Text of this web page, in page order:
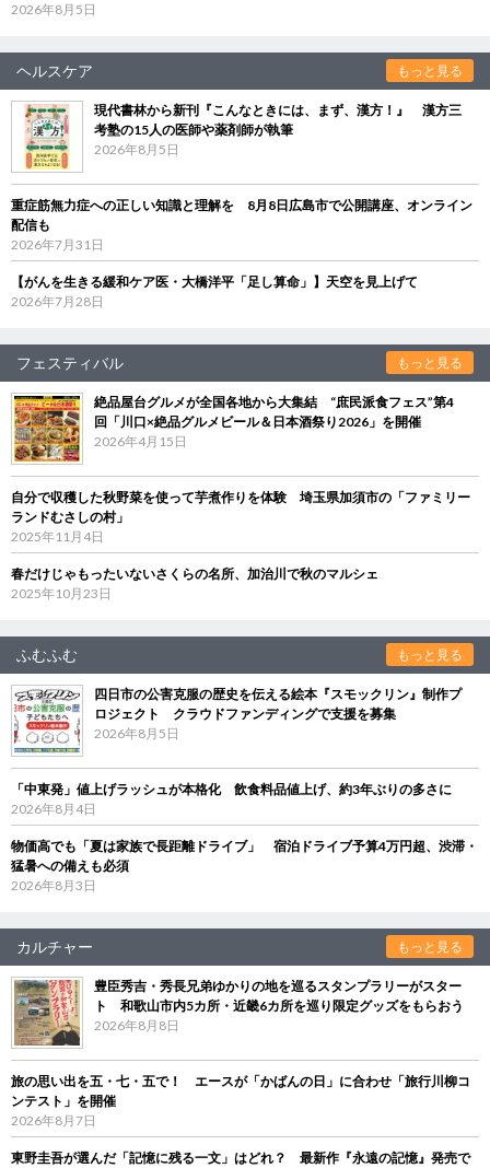
2026年8月5日
ヘルスケア もっと見る
現代書林から新刊『こんなときには、まず、漢方！』 漢方三
考塾の15人の医師や薬剤師が執筆
2026年8月5日
重症筋無力症への正しい知識と理解を 8月8日広島市で公開講座、オンライン
配信も
2026年7月31日
【がんを生きる緩和ケア医・大橋洋平「足し算命」】天空を見上げて
2026年7月28日
フェスティバル もっと見る
絶品屋台グルメが全国各地から大集結 “庶民派食フェス”第4
回「川口×絶品グルメビール＆日本酒祭り2026」を開催
2026年4月15日
自分で収穫した秋野菜を使って芋煮作りを体験 埼玉県加須市の「ファミリー
ランドむさしの村」
2025年11月4日
春だけじゃもったいないさくらの名所、加治川で秋のマルシェ
2025年10月23日
ふむふむ もっと見る
四日市の公害克服の歴史を伝える絵本『スモックリン』制作プ
ロジェクト クラウドファンディングで支援を募集
2026年8月5日
「中東発」値上げラッシュが本格化 飲食料品値上げ、約3年ぶりの多さに
2026年8月4日
物価高でも「夏は家族で長距離ドライブ」 宿泊ドライブ予算4万円超、渋滞・
猛暑への備えも必須
2026年8月3日
カルチャー もっと見る
豊臣秀吉・秀長兄弟ゆかりの地を巡るスタンプラリーがスター
ト 和歌山市内5カ所・近畿6カ所を巡り限定グッズをもらおう
2026年8月8日
旅の思い出を五・七・五で！ エースが「かばんの日」に合わせ「旅行川柳コ
ンテスト」を開催
2026年8月7日
東野圭吾が選んだ「記憶に残る一文」はどれ？ 最新作『永遠の記憶』発売で